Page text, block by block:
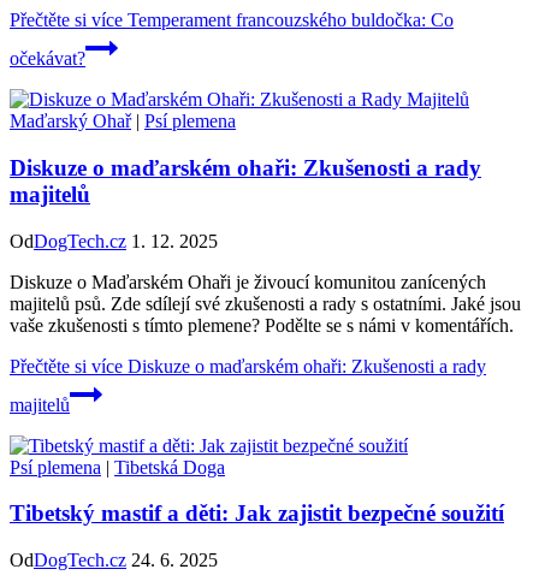
Přečtěte si více Temperament francouzského buldočka: Co
očekávat?
Maďarský Ohař| Psí plemena
Diskuze o maďarském ohaři: Zkušenosti a rady
majitelů
OdDogTech.cz 1. 12. 2025
Diskuze o Maďarském Ohaři je živoucí komunitou zanícených
majitelů psů. Zde sdílejí své zkušenosti a rady s ostatními. Jaké jsou
vaše zkušenosti s tímto plemene? Podělte se s námi v komentářích.
Přečtěte si více Diskuze o maďarském ohaři: Zkušenosti a rady
majitelů
Psí plemena | Tibetská Doga
Tibetský mastif a děti: Jak zajistit bezpečné soužití
OdDogTech.cz 24. 6. 2025